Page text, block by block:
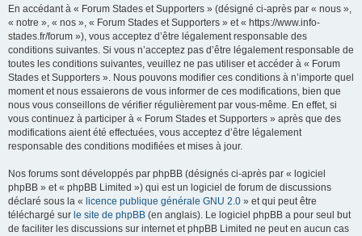
En accédant à « Forum Stades et Supporters » (désigné ci-après par « nous »,
« notre », « nos », « Forum Stades et Supporters » et « https://www.info-
stades.fr/forum »), vous acceptez d’être légalement responsable des
conditions suivantes. Si vous n’acceptez pas d’être légalement responsable de
toutes les conditions suivantes, veuillez ne pas utiliser et accéder à « Forum
Stades et Supporters ». Nous pouvons modifier ces conditions à n’importe quel
moment et nous essaierons de vous informer de ces modifications, bien que
nous vous conseillons de vérifier régulièrement par vous-même. En effet, si
vous continuez à participer à « Forum Stades et Supporters » après que des
modifications aient été effectuées, vous acceptez d’être légalement
responsable des conditions modifiées et mises à jour.
Nos forums sont développés par phpBB (désignés ci-après par « logiciel
phpBB » et « phpBB Limited ») qui est un logiciel de forum de discussions
déclaré sous la « licence publique générale GNU 2.0 » et qui peut être
téléchargé sur le site de phpBB (en anglais). Le logiciel phpBB a pour seul but
de faciliter les discussions sur internet et phpBB Limited ne peut en aucun cas